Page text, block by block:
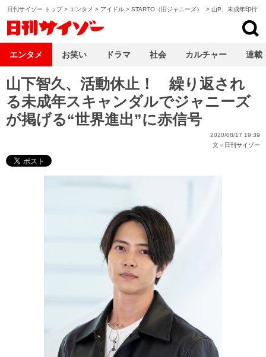
日刊サイゾー トップ> エンタメ > アイドル > STARTO（旧ジャニーズ） > 山P、未成年印行で
山下智久、活動休止！ 繰り返され
る未成年スキャンダルでジャニーズ
が掲げる“世界進出”に赤信号
2020/08/17 19:39
文＝ 日刊サイゾー
エンタメ お笑い ドラマ 社会 カルチャー 連載